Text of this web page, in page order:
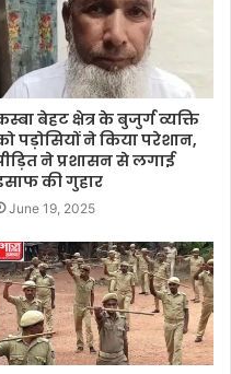
बेहट क्षेत्र के बुजुर्ग व्यक्ति
पड़ोसियों ने किया परेशान,
ने प्रशासन से लगाई
की गुहार
June 19, 2025